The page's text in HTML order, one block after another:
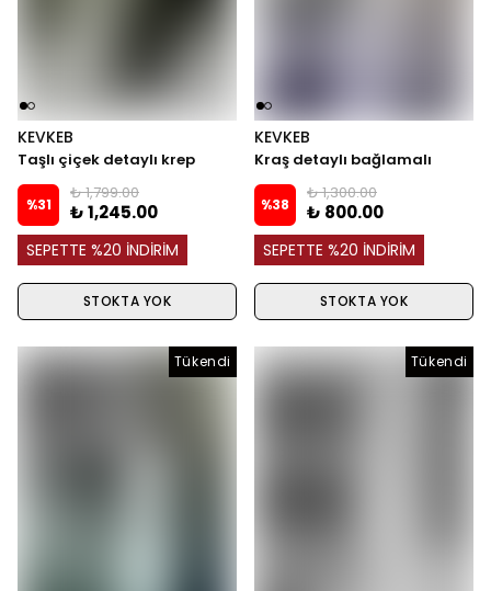
KEVKEB
Taşlı çiçek detaylı krep
elbise
%31
₺ 1,799.00
₺ 1,245.00
SEPETTE %20 İNDİRİM
STOKTA YOK
KEVKEB
Kraş detaylı bağlamalı
GÖMLEK
%38
₺ 1,300.00
₺ 800.00
SEPETTE %20 İNDİRİM
STOKTA YOK
Tükendi Tükendi
Tükendi